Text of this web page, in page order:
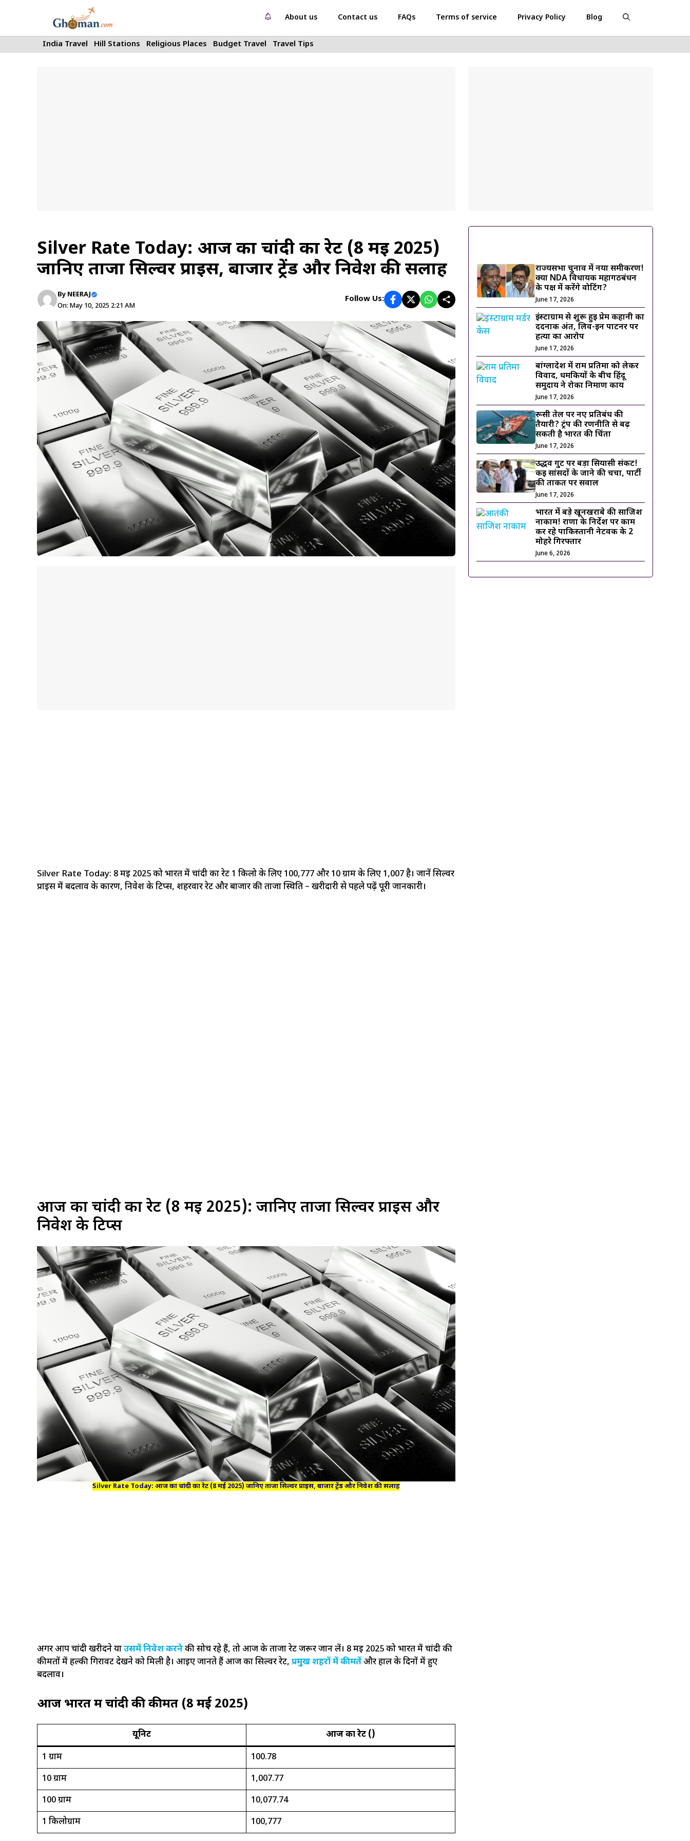
About us Contact us FAQs Terms of service Privacy Policy Blog
India Travel Hill Stations Religious Places Budget Travel Travel Tips
Silver Rate Today: आज का चांदी का रेट (8 मई 2025)
जानिए ताजा सिल्वर प्राइस, बाजार ट्रेंड और निवेश की सलाह
By NEERAJ
On: May 10, 2025 2:21 AM
Follow Us:
Silver Rate Today: 8 मई 2025 को भारत में चांदी का रेट 1 किलो के लिए ₹100,777 और 10 ग्राम के लिए ₹1,007 है। जानें सिल्वर
प्राइस में बदलाव के कारण, निवेश के टिप्स, शहरवार रेट और बाजार की ताजा स्थिति – खरीदारी से पहले पढ़ें पूरी जानकारी।
आज का चांदी का रेट (8 मई 2025): जानिए ताजा सिल्वर प्राइस और
निवेश के टिप्स
Silver Rate Today: आज का चांदी का रेट (8 मई 2025) जानिए ताजा सिल्वर प्राइस, बाजार ट्रेंड और निवेश की सलाह
अगर आप चांदी खरीदने याउसमें निवेश करनेकी सोच रहे हैं, तो आज के ताजा रेट जरूर जान लें। 8 मई 2025 को भारत में चांदी की
कीमतों में हल्की गिरावट देखने को मिली है। आइए जानते हैं आज का सिल्वर रेट, प्रमुख शहरों में कीमतेंऔर हाल के दिनों में हुए
बदलाव।
आज भारत में चांदी की कीमत (8 मई 2025)
यूनिट
आज का रेट (₹)
1 ग्राम
₹100.78
10 ग्राम
₹1,007.77
100 ग्राम
₹10,077.74
1 किलोग्राम
₹100,777
राज्यसभा चुनाव में नया समीकरण!
क्या NDA विधायक महागठबंधन
के पक्ष में करेंगे वोटिंग?
June 17, 2026
इंस्टाग्राम से शुरू हुई प्रेम कहानी का
दर्दनाक अंत, लिव-इन पार्टनर पर
हत्या का आरोप
June 17, 2026
बांग्लादेश में राम प्रतिमा को लेकर
विवाद, धमकियों के बीच हिंदू
समुदाय ने रोका निर्माण कार्य
June 17, 2026
रूसी तेल पर नए प्रतिबंध की
तैयारी? ट्रंप की रणनीति से बढ़
सकती है भारत की चिंता
June 17, 2026
उद्धव गुट पर बड़ा सियासी संकट!
कई सांसदों के जाने की चर्चा, पार्टी
की ताकत पर सवाल
June 17, 2026
भारत में बड़े खूनखराबे की साजिश
नाकाम! राणा के निर्देश पर काम
कर रहे पाकिस्तानी नेटवर्क के 2
मोहरे गिरफ्तार
June 6, 2026